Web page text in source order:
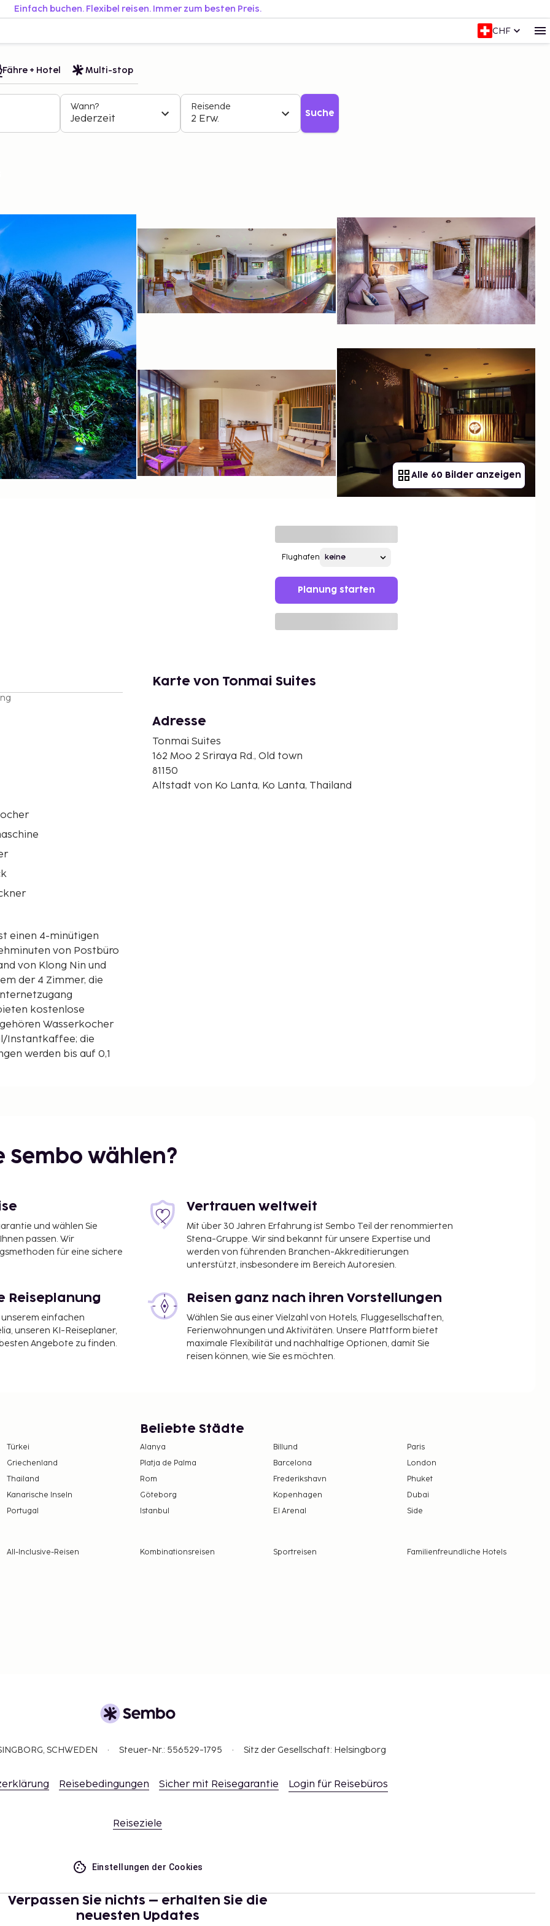
Einfach buchen. Flexibel reisen. Immer zum besten Preis.
CHF
Fähre + Hotel Multi-stop
Wann?
Jederzeit
Reisende
2 Erw. Suche
Alle 60 Bilder anzeigen
Flughafen
Planung starten
einen 4-minütigen
von Postbüro
der 4 Zimmer, die
kostenlose
Wasserkocher
Instantkaffee; die
werden bis auf 0,1
Krabi Intl. (KBV) – 89,4
Nutz den
Verfügbarkeit)
Informationen.
und können
erforderlich. Bitte
in Verbindung. Die
auf deiner
Karte von Tonmai Suites
Adresse
Tonmai Suites
162 Moo 2 Sriraya Rd., Old town
81150
Altstadt von Ko Lanta, Ko Lanta, Thailand
Sembo wählen?
und wählen Sie
passen. Wir
für eine sichere
Vertrauen weltweit
Mit über 30 Jahren Erfahrung ist Sembo Teil der renommierten
Stena-Gruppe. Wir sind bekannt für unsere Expertise und
werden von führenden Branchen-Akkreditierungen
unterstützt, insbesondere im Bereich Autoresien.
Reiseplanung
unserem einfachen
unseren KI-Reiseplaner,
Angebote zu finden.
Reisen ganz nach ihren Vorstellungen
Wählen Sie aus einer Vielzahl von Hotels, Fluggesellschaften,
Ferienwohnungen und Aktivitäten. Unsere Plattform bietet
maximale Flexibilität und nachhaltige Optionen, damit Sie
reisen können, wie Sie es möchten.
Türkei
Griechenland
Thailand
Kanarische Inseln
Portugal
Beliebte Städte
Alanya Billund
Paris
Platja de Palma
Barcelona
London
Rom
Frederikshavn
Phuket
Göteborg
Kopenhagen
Dubai
Istanbul
El Arenal Side
All-Inclusive-Reisen Kombinationsreisen Sportreisen
Familienfreundliche Hotels
SCHWEDEN Steuer-Nr.: 556529-1795 Sitz der Gesellschaft: Helsingborg
Reisebedingungen Sicher mit Reisegarantie Login für Reisebüros
Reiseziele
Einstellungen der Cookies
Verpassen Sie nichts – erhalten Sie die
neuesten Updates